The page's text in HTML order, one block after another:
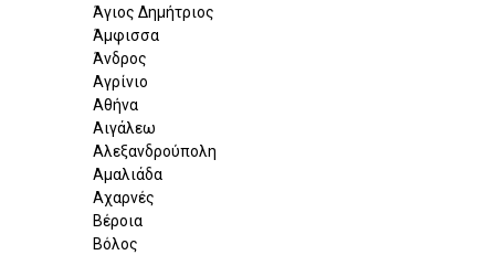
Άγιος Δημήτριος
Άμφισσα
Άνδρος
Αγρίνιο
Αθήνα
Αιγάλεω
Αλεξανδρούπολη
Αμαλιάδα
Αχαρνές
Βέροια
Βόλος